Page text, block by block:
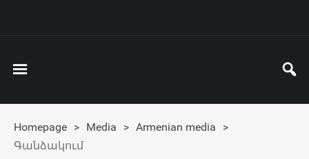
Homepage > Media > Armenian media
>
Գանձակում